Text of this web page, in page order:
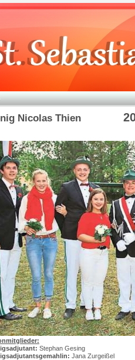
Nicolas Thien
Stephan Gesing
Jana Zurgeißel